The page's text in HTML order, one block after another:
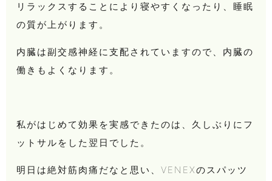
リラックスすることにより寝やすくなったり、睡眠
の質が上がります。
内臓は副交感神経に支配されていますので、内臓の
働きもよくなります。
私がはじめて効果を実感できたのは、久しぶりにフ
ットサルをした翌日でした。
明日は絶対筋肉痛だなと思い、VENEXのスパッツ